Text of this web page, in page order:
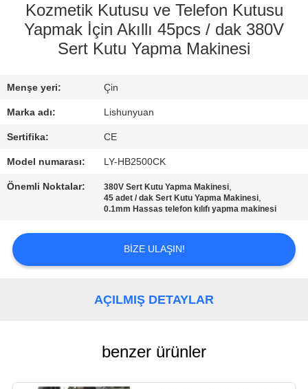
KALITE
KONTROLÜ
BIZIMLE
İLETIŞIM
HABERLER
SITE
POLITIKASI
Kozmetik Kutusu ve Telefon Kutusu
Yapmak İçin Akıllı 45pcs / dak 380V
Sert Kutu Yapma Makinesi
Menşe yeri: Çin
Marka adı: Lishunyuan
Sertifika: CE
Model numarası: LY-HB2500CK
Önemli Noktalar: 380V Sert Kutu Yapma Makinesi,
45 adet / dak Sert Kutu Yapma Makinesi,
0.1mm Hassas telefon kılıfı yapma makinesi
BIZE ULAŞIN!
AÇILMIŞ DETAYLAR
benzer ürünler